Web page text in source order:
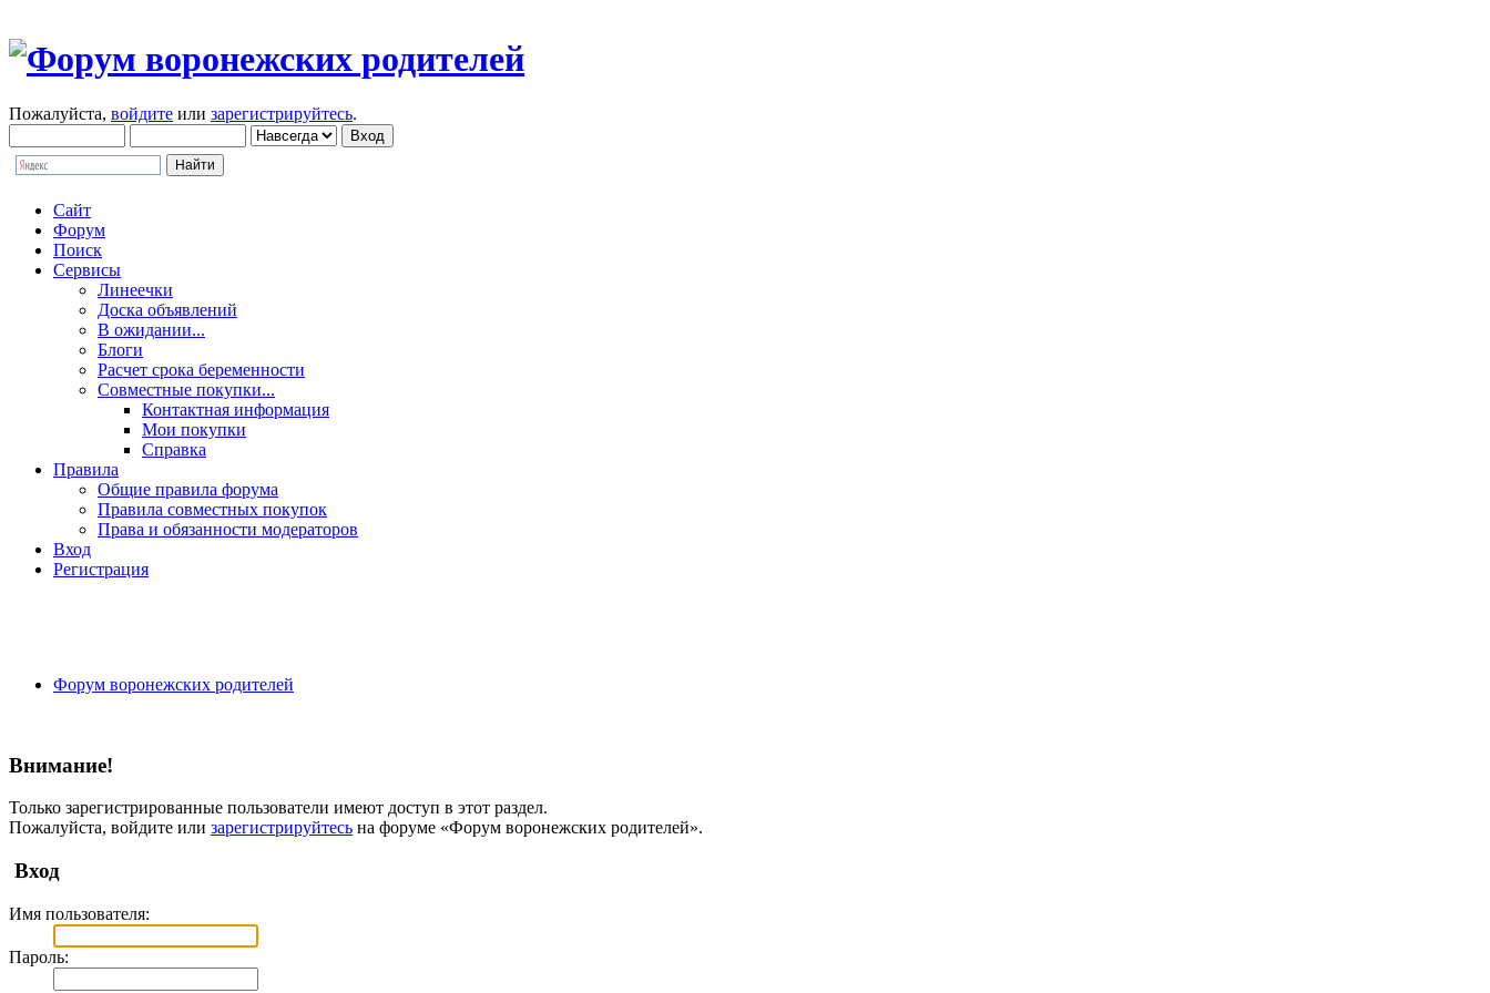
Пожалуйста, войдите или зарегистрируйтесь.
Сайт
Форум
Поиск
Сервисы
Линеечки
Доска объявлений
В ожидании...
Блоги
Расчет срока беременности
Совместные покупки...
Контактная информация
Мои покупки
Справка
Правила
Общие правила форума
Правила совместных покупок
Права и обязанности модераторов
Вход
Регистрация
Форум воронежских родителей
Внимание!
Только зарегистрированные пользователи имеют доступ в этот раздел.
Пожалуйста, войдите или зарегистрируйтесь на форуме «Форум воронежских родителей».
Вход
Имя пользователя:
Пароль: